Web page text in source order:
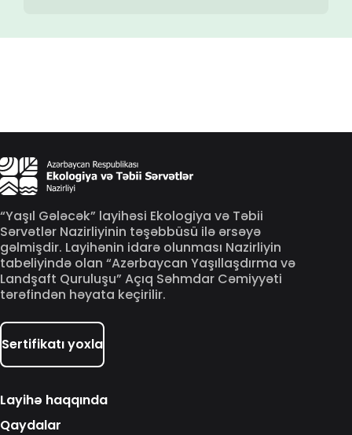
“Yaşıl Gələcək” layihəsi Ekologiya və Təbii
Sərvətlər Nazirliyinin təşəbbüsü ilə ərsəyə
gəlmişdir. Layihənin idarə olunması Nazirliyin
tabeliyində olan “Azərbaycan Yaşıllaşdırma və
Landşaft Quruluşu” Açıq Səhmdar Cəmiyyəti
tərəfindən həyata keçirilir.
Sertifikatı yoxla
Layihə haqqında
Qaydalar